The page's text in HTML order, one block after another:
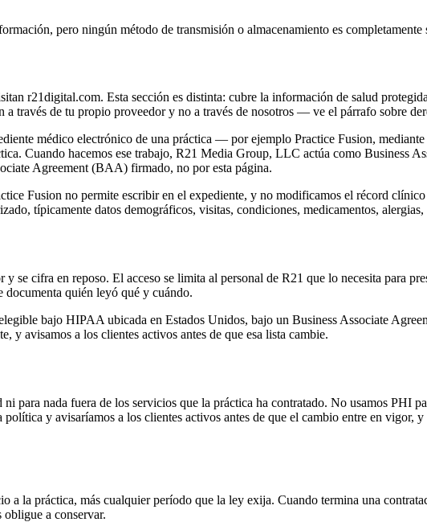
pero ningún método de transmisión o almacenamiento es
r21digital.com. Esta sección es distinta: cubre la información de salud
a través de tu propio proveedor y no a través de nosotros — ve el párrafo sobre
médico electrónico de una práctica — por ejemplo Practice Fusion,
Cuando hacemos ese trabajo, R21 Media Group, LLC actúa como
Agreement (BAA) firmado, no por esta página.
Fusion no permite escribir en el expediente, y no modificamos el récord
típicamente datos demográficos, visitas, condiciones, medicamentos,
se cifra en reposo. El acceso se limita al personal de R21 que lo necesita para
documenta quién leyó qué y cuándo.
bajo HIPAA ubicada en Estados Unidos, bajo un Business Associate
y avisamos a los clientes activos antes de que esa lista cambie.
para nada fuera de los servicios que la práctica ha contratado. No usamos PHI
política y avisaríamos a los clientes activos antes de que el cambio entre en
a la práctica, más cualquier período que la ley exija. Cuando termina una
a conservar.